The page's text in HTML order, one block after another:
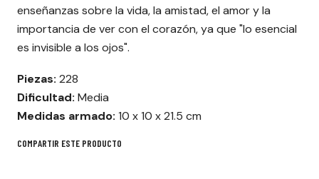
enseñanzas sobre la vida, la amistad, el amor y la
importancia de ver con el corazón, ya que "lo esencial
es invisible a los ojos".
Piezas: 228
Dificultad: Media
Medidas armado: 10 x 10 x 21.5 cm
COMPARTIR ESTE PRODUCTO